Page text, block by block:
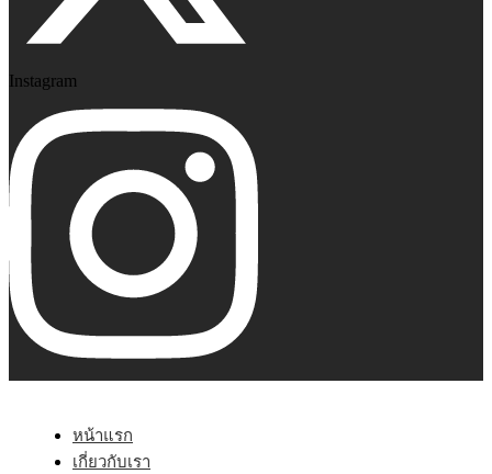
Instagram
หน้าแรก
เกี่ยวกับเรา